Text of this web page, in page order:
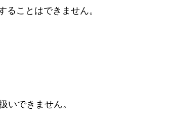
ることはできません。
いできません。